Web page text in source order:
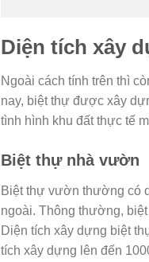
Diện tích xây
Ngoài cách tính trên thì
nay, biệt thự được xây
tình hình khu đất thực tế
Biệt thự nhà vườn
Biệt thự vườn thường có
ngoài. Thông thường,
Diện tích xây dựng biệt
tích xây dựng lên đến